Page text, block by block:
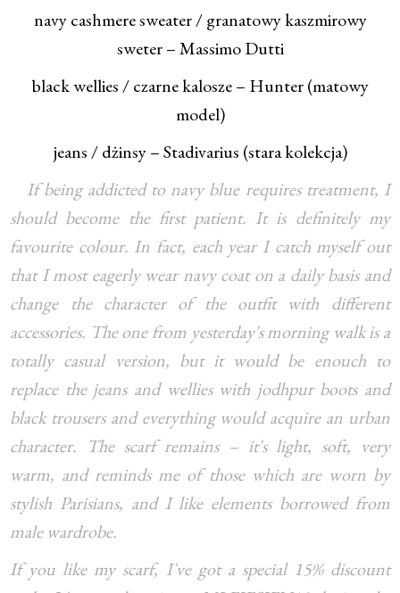
navy cashmere sweater / granatowy kaszmirowy
sweter – Massimo Dutti
black wellies / czarne kalosze – Hunter (matowy
model)
jeans / dżinsy – Stadivarius (stara kolekcja)
If being addicted to navy blue requires treatment, I
should become the first patient. It is definitely my
favourite colour. In fact, each year I catch myself out
that I most eagerly wear navy coat on a daily basis and
change the character of the outfit with different
accessories. The one from yesterday's morning walk is a
totally casual version, but it would be enouch to
replace the jeans and wellies with jodhpur boots and
black trousers and everything would acquire an urban
character. The scarf remains – it's light, soft, very
warm, and reminds me of those which are worn by
stylish Parisians, and I like elements borrowed from
male wardrobe.
If you like my scarf, I've got a special 15% discount